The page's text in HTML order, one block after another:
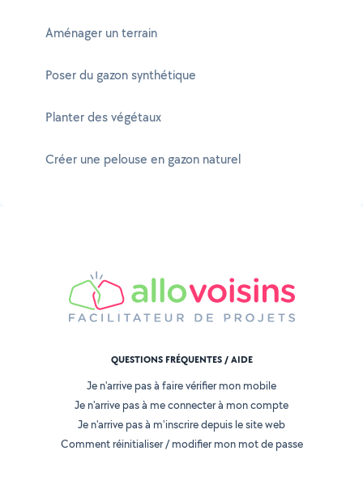
Aménager un terrain
Poser du gazon synthétique
Planter des végétaux
Créer une pelouse en gazon naturel
QUESTIONS FRÉQUENTES / AIDE
Je n'arrive pas à faire vérifier mon mobile
Je n'arrive pas à me connecter à mon compte
Je n'arrive pas à m'inscrire depuis le site web
Comment réinitialiser / modifier mon mot de passe